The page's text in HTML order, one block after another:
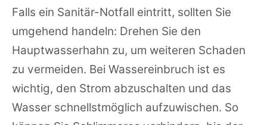
Falls ein Sanitär-Notfall eintritt, sollten Sie
umgehend handeln: Drehen Sie den
Hauptwasserhahn zu, um weiteren Schaden
zu vermeiden. Bei Wassereinbruch ist es
wichtig, den Strom abzuschalten und das
Wasser schnellstmöglich aufzuwischen. So